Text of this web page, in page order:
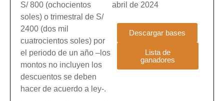
S/ 800 (ochocientos
soles) o trimestral de S/
2400 (dos mil
cuatrocientos soles) por
el periodo de un año –los
montos no incluyen los
descuentos se deben
hacer de acuerdo a ley-.
abril de 2024
Descargar bases
Lista de
ganadores